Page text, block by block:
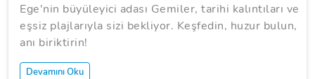
Ege'nin büyüleyici adası Gemiler, tarihi kalıntıları ve
eşsiz plajlarıyla sizi bekliyor. Keşfedin, huzur bulun,
anı biriktirin!
Devamını Oku